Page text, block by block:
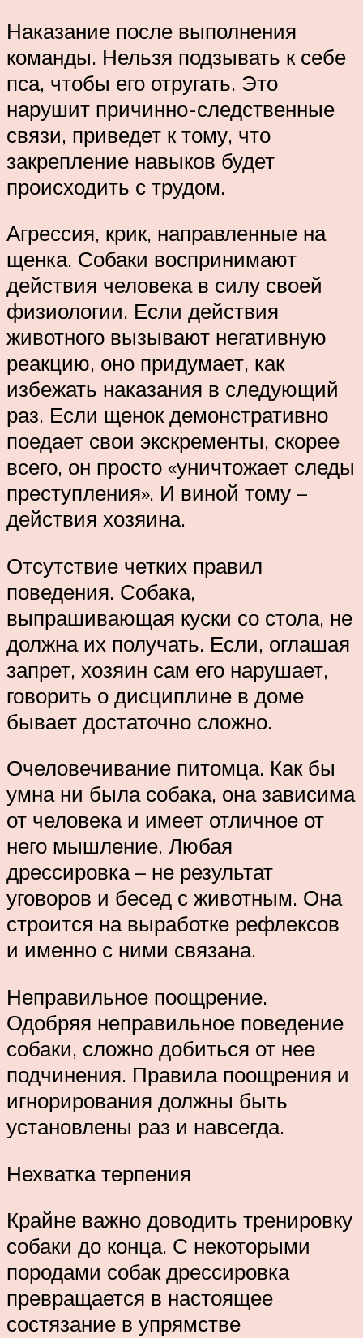
Наказание после выполнения
команды. Нельзя подзывать к себе
пса, чтобы его отругать. Это
нарушит причинно-следственные
связи, приведет к тому, что
закрепление навыков будет
происходить с трудом.
Агрессия, крик, направленные на
щенка. Собаки воспринимают
действия человека в силу своей
физиологии. Если действия
животного вызывают негативную
реакцию, оно придумает, как
избежать наказания в следующий
раз. Если щенок демонстративно
поедает свои экскременты, скорее
всего, он просто «уничтожает следы
преступления». И виной тому –
действия хозяина.
Отсутствие четких правил
поведения. Собака,
выпрашивающая куски со стола, не
должна их получать. Если, оглашая
запрет, хозяин сам его нарушает,
говорить о дисциплине в доме
бывает достаточно сложно.
Очеловечивание питомца. Как бы
умна ни была собака, она зависима
от человека и имеет отличное от
него мышление. Любая
дрессировка – не результат
уговоров и бесед с животным. Она
строится на выработке рефлексов
и именно с ними связана.
Неправильное поощрение.
Одобряя неправильное поведение
собаки, сложно добиться от нее
подчинения. Правила поощрения и
игнорирования должны быть
установлены раз и навсегда.
Нехватка терпения
Крайне важно доводить тренировку
собаки до конца. С некоторыми
породами собак дрессировка
превращается в настоящее
состязание в упрямстве